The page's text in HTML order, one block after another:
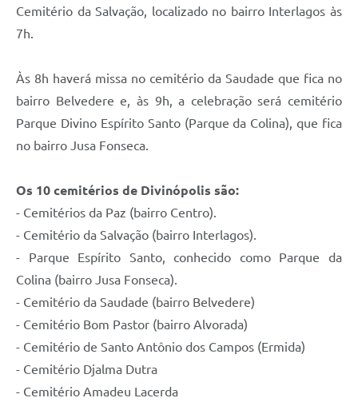
Cemitério da Salvação, localizado no bairro Interlagos às
7h.
Às 8h haverá missa no cemitério da Saudade que fica no
bairro Belvedere e, às 9h, a celebração será cemitério
Parque Divino Espírito Santo (Parque da Colina), que fica
no bairro Jusa Fonseca.
Os 10 cemitérios de Divinópolis são:
- Cemitérios da Paz (bairro Centro).
- Cemitério da Salvação (bairro Interlagos).
- Parque Espírito Santo, conhecido como Parque da
Colina (bairro Jusa Fonseca).
- Cemitério da Saudade (bairro Belvedere)
- Cemitério Bom Pastor (bairro Alvorada)
- Cemitério de Santo Antônio dos Campos (Ermida)
- Cemitério Djalma Dutra
- Cemitério Amadeu Lacerda